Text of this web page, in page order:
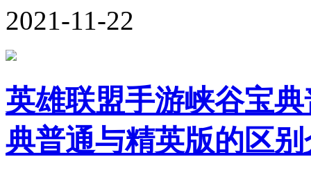
2021-11-22
英雄联盟手游峡谷宝
典普通与精英版的区